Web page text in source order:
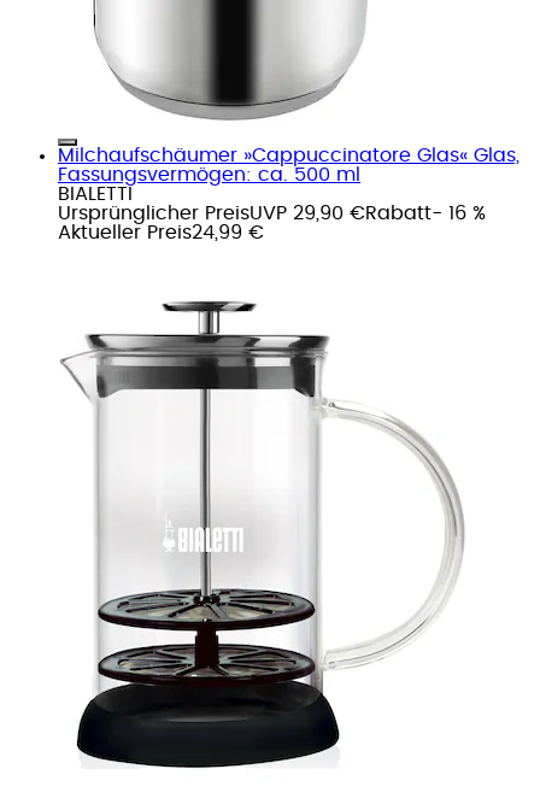
Milchaufschäumer »Cappuccinatore Glas« Glas,
Fassungsvermögen: ca. 500 ml
BIALETTI
Ursprünglicher PreisUVP 29,90 €Rabatt- 16 %
Aktueller Preis24,99 €